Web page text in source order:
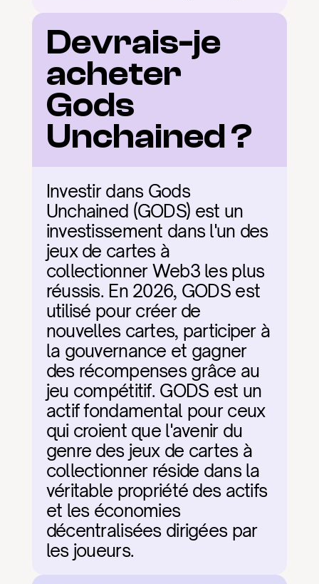
Devrais-je
acheter
Gods
Unchained ?
Investir dans Gods
Unchained (GODS) est un
investissement dans l'un des
jeux de cartes à
collectionner Web3 les plus
réussis. En 2026, GODS est
utilisé pour créer de
nouvelles cartes, participer à
la gouvernance et gagner
des récompenses grâce au
jeu compétitif. GODS est un
actif fondamental pour ceux
qui croient que l'avenir du
genre des jeux de cartes à
collectionner réside dans la
véritable propriété des actifs
et les économies
décentralisées dirigées par
les joueurs.